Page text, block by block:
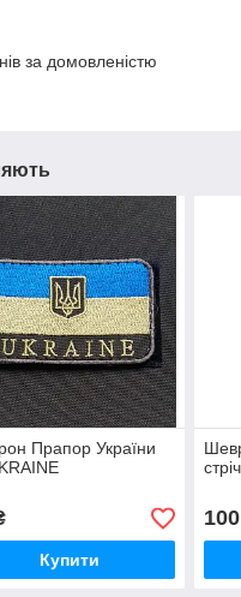
за домовленістю
Прапор України
Купити
100